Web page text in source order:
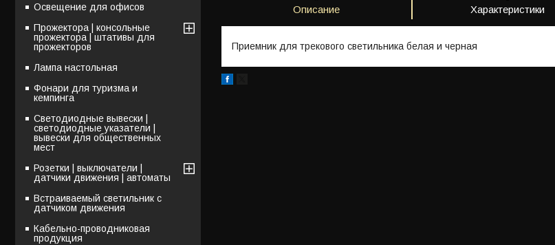
Описание Характеристики
Приемник для трекового светильника белая и черная
Освещение для офисов
Прожектора | консольные
прожектора | штативы для
прожекторов
Лампа настольная
Фонари для туризма и
кемпинга
Светодиодные вывески |
светодиодные указатели |
вывески для общественных
мест
Розетки | выключатели |
датчики движения | автоматы
Встраиваемый светильник с
датчиком движения
Кабельно-проводниковая
продукция